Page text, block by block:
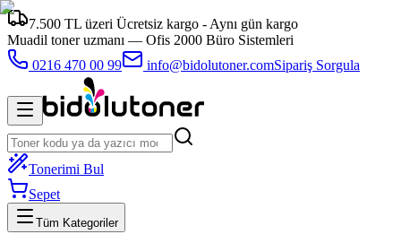
7.500 TL üzeri Ücretsiz kargo - Aynı gün kargo
Muadil toner uzmanı — Ofis 2000 Büro Sistemleri
0216 470 00 99
info@bidolutoner.comSipariş Sorgula
Tonerimi Bul
Sepet
Tüm Kategoriler